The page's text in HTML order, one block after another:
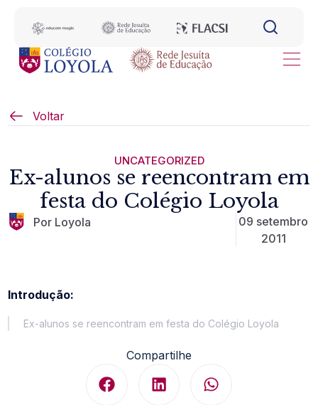
Voltar
UNCATEGORIZED
Ex-alunos se reencontram em
festa do Colégio Loyola
Por Loyola
09 setembro
2011
Introdução:
Ex-alunos se reencontram em festa do Colégio Loyola
Compartilhe